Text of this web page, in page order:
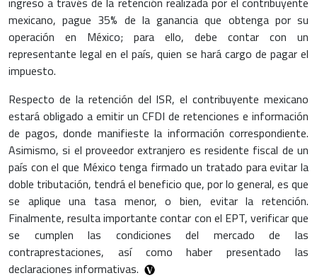
mexicano, pague 35% de la ganancia que obtenga por su
operación en México; para ello, debe contar con un
representante legal en el país, quien se hará cargo de pagar el
impuesto.
Respecto de la retención del ISR, el contribuyente mexicano
estará obligado a emitir un CFDI de retenciones e información
de pagos, donde manifieste la información correspondiente.
Asimismo, si el proveedor extranjero es residente fiscal de un
país con el que México tenga firmado un tratado para evitar la
doble tributación, tendrá el beneficio que, por lo general, es que
se aplique una tasa menor, o bien, evitar la retención.
Finalmente, resulta importante contar con el EPT, verificar que
se cumplen las condiciones del mercado de las
contraprestaciones, así como haber presentado las
declaraciones informativas.